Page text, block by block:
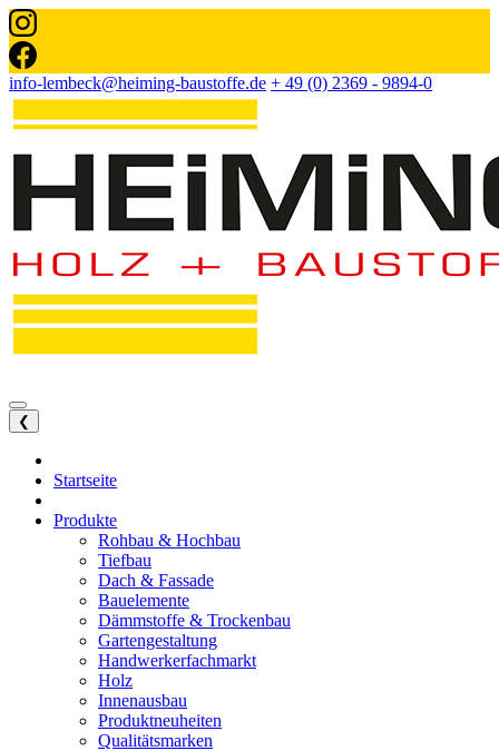
info-lembeck@heiming-baustoffe.de + 49 (0) 2369 - 9894-0
❮
Startseite
Produkte
Rohbau & Hochbau
Tiefbau
Dach & Fassade
Bauelemente
Dämmstoffe & Trockenbau
Gartengestaltung
Handwerkerfachmarkt
Holz
Innenausbau
Produktneuheiten
Qualitätsmarken